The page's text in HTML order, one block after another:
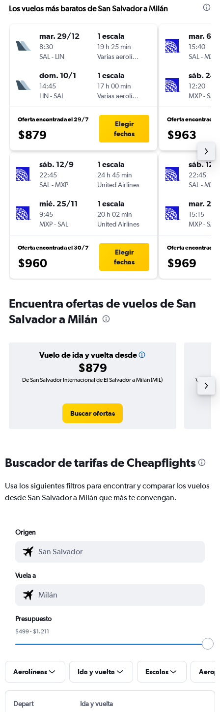
Los vuelos más baratos de San Salvador a Milán
mar. 29/12
8:30
SAL - LIN
1 escala
19 h 25 min
Varias aerolíneas
dom. 10/1
14:45
LIN-SAL
1 escala
17 h 00 min
Varias aerolíneas
Oferta encontrada el 29/7
$879
Elegir
fechas
sáb. 12/9
22:45
SAL -MXP
1 escala
24 h 45 min
United Airlines
mié. 25/11
9:45
MXP-SAL
1 escala
20 h 02 min
United Airlines
Oferta encontrada el 30/7
$960
Elegir
fechas
mar. 6/
15:40
SAL -MXP
sáb.
12:20
MXP-SAL
Oferta encontrada
$963
sáb. 12/
22:45
SAL -MXP
mar. 24/
15:15
MXP-SAL
Oferta encontrada
$969
Encuentra ofertas de vuelos de San
Salvador a Milán
Vuelo de ida y vuelta desde
$879
De San Salvador Internacional de El Salvador a Milán (MIL)
Buscar ofertas
Vuelo de
Buscador de tarifas de Cheapflights
Usa los siguientes filtros para encontrar y comparar los vuelos
desde San Salvador a Milán que más te convengan.
Origen
Vuela a
Presupuesto
$499 - $1.211
Aerolíneas Ida y vuelta Escalas
Depart Ida y vuelta